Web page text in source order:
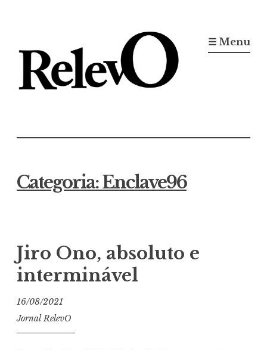
conteúdo
☰ Menu
Categoria:Enclave96
Jiro Ono, absoluto e
interminável
16/08/2021
Jornal RelevO